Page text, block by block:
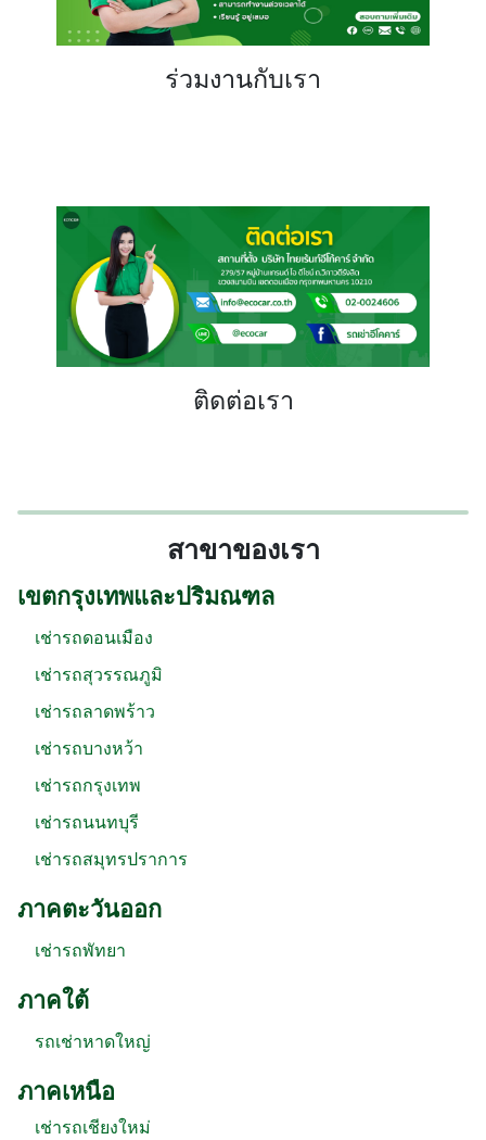
ร่วมงานกับเรา
ติดต่อเรา
สาขาของเรา
เขตกรุงเทพและปริมณฑล
เช่ารถดอนเมือง
เช่ารถสุวรรณภูมิ
เช่ารถลาดพร้าว
เช่ารถบางหว้า
เช่ารถกรุงเทพ
เช่ารถนนทบุรี
เช่ารถสมุทรปราการ
ภาคตะวันออก
เช่ารถพัทยา
ภาคใต้
รถเช่าหาดใหญ่
ภาคเหนือ
เช่ารถเชียงใหม่